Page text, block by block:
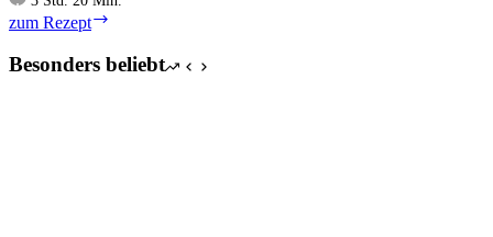
zum Rezept
Besonders beliebt